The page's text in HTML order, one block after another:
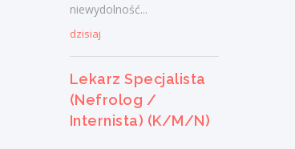
dopasowywanie odpowiednich rozwiązań
finansowych....
dzisiaj
Doradca / Doradczyni Klienta
niewydolność...
dzisiaj
Lekarz Specjalista
(Nefrolog /
Internista) (K/M/N)